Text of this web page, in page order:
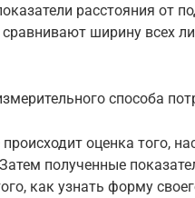
расстояния от
сравнивают ширину всех
способа
оценка того,
полученные
как узнать форму